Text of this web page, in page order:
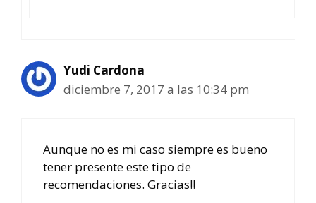
Yudi Cardona
diciembre 7, 2017 a las 10:34 pm
Aunque no es mi caso siempre es bueno
tener presente este tipo de
recomendaciones. Gracias!!